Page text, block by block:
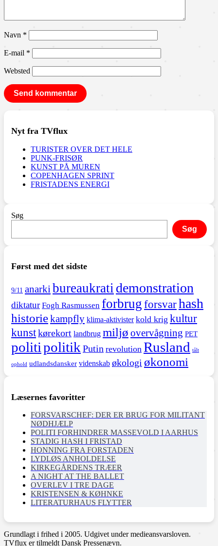
Navn *
E-mail *
Websted
Nyt fra TVflux
TURISTER OVER DET HELE
PUNK-FRISØR
KUNST PÅ MUREN
COPENHAGEN SPRINT
FRISTADENS ENERGI
Søg
Søg
Først med det sidste
9/11 anarki bureaukrati demonstration
diktatur Fogh Rasmussen forbrugforsvarhash
historiekampfly klima-aktivister kold krig kultur
kunstkørekort landbrug miljø overvågning PET
politipolitik Putin revolution Rusland tålt
ophold udlandsdansker videnskab økologi økonomi
Læsernes favoritter
FORSVARSCHEF: DER ER BRUG FOR MILITANT
NØDHJÆLP
POLITI FORHINDRER MASSEVOLD I AARHUS
STADIG HASH I FRISTAD
HONNING FRA FORSTADEN
LYDLØS ANHOLDELSE
KIRKEGÅRDENS TRÆER
A NIGHT AT THE BALLET
OVERLEV I TRE DAGE
KRISTENSEN & KØHNKE
LITERATURHAUS FLYTTER
Grundlagt i frihed i 2005. Udgivet under medieansvarsloven.
TVflux er tilmeldt Dansk Pressenævn.